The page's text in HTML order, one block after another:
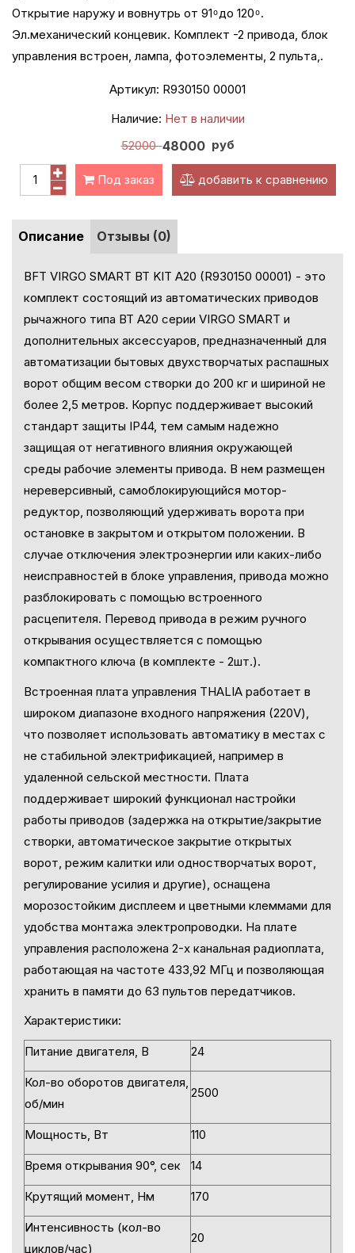
Открытие наружу и вовнутрь от 91 ͦ до 120 ͦ .
Эл.механический концевик. Комплект -2 привода, блок
управления встроен, лампа, фотоэлементы, 2 пульта,.
Артикул: R930150 00001
Наличие: Нет в наличии
5200048000 руб
Под заказ добавить к сравнению
Описание Отзывы (0)
BFT VIRGO SMART BT KIT A20 (R930150 00001) - это
комплект состоящий из автоматических приводов
рычажного типа BT A20 серии VIRGO SMART и
дополнительных аксессуаров, предназначенный для
автоматизации бытовых двухстворчатых распашных
ворот общим весом створки до 200 кг и шириной не
более 2,5 метров. Корпус поддерживает высокий
стандарт защиты IP44, тем самым надежно
защищая от негативного влияния окружающей
среды рабочие элементы привода. В нем размещен
нереверсивный, самоблокирующийся мотор-
редуктор, позволяющий удерживать ворота при
остановке в закрытом и открытом положении. В
случае отключения электроэнергии или каких-либо
неисправностей в блоке управления, привода можно
разблокировать с помощью встроенного
расцепителя. Перевод привода в режим ручного
открывания осуществляется с помощью
компактного ключа (в комплекте - 2шт.).
Встроенная плата управления THALIA работает в
широком диапазоне входного напряжения (220V),
что позволяет использовать автоматику в местах с
не стабильной электрификацией, например в
удаленной сельской местности. Плата
поддерживает широкий функционал настройки
работы приводов (задержка на открытие/закрытие
створки, автоматическое закрытие открытых
ворот, режим калитки или одностворчатых ворот,
регулирование усилия и другие), оснащена
морозостойким дисплеем и цветными клеммами для
удобства монтажа электропроводки. На плате
управления расположена 2-х канальная радиоплата,
работающая на частоте 433,92 МГц и позволяющая
хранить в памяти до 63 пультов передатчиков.
Характеристики:
Питание двигателя, В 24
Кол-во оборотов двигателя,
об/мин
2500
Мощность, Вт 110
Время открывания 90°, сек 14
Крутящий момент, Нм 170
Интенсивность (кол-во
циклов/час)
20